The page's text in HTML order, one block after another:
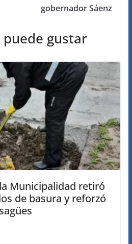
gobernador Sáenz
gustar
Municipalidad retiró
de basura y reforzó